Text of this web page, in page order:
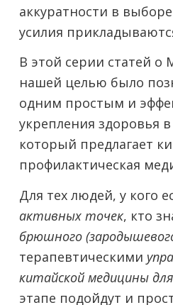
аккуратности в
усилия
В этой серии статей о
нашей целью было
одним простым и
укрепления здоровья
который предлагает
профилактическая
Для тех людей, у кого
активных точек, кто
брюшного
терапевтическими
китайской медицины
этапе подойдут и